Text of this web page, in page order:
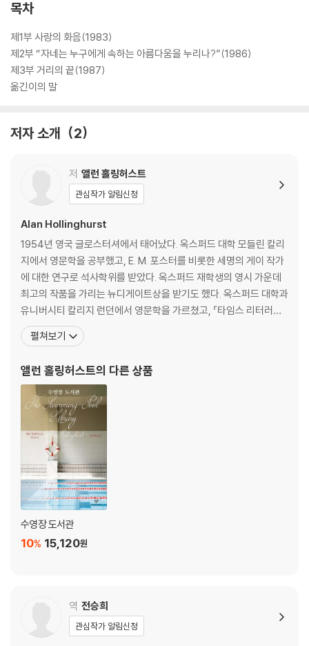
그만큼 긴 그늘을 드리우기 시작한다.
소설은 1983, 1986, 1987년의 총 세개 장에서 “흔해빠진 부모의 흔해빠
진 아들”인 게이 청년 닉과 대처 시대의 전형과도 같은 페든 가족 사이에서
유지되는 내밀한 긴장을 축으로 영국 상류층의 위선과 모순, 닉과 주변 동
성애자들의 현실적인 삶, 1980년대에 부상한 에이즈 위기 등을 세밀하게
목차
제1부 사랑의 화음(1983)
제2부 “자네는 누구에게 속하는 아름다움을 누리나?”(1986)
제3부 거리의 끝(1987)
옮긴이의 말
저자 소개 2
저 앨런 홀링허스트
관심작가 알림신청
Alan Hollinghurst
1954년 영국 글로스터셔에서 태어났다. 옥스퍼드 대학 모들린 칼리
지에서 영문학을 공부했고, E. M. 포스터를 비롯한 세명의 게이 작가
에 대한 연구로 석사학위를 받았다. 옥스퍼드 재학생의 영시 가운데
최고의 작품을 가리는 뉴디게이트상을 받기도 했다. 옥스퍼드 대학과
유니버시티 칼리지 런던에서 영문학을 가르쳤고, 『타임스 리터러리
써플리먼트』의 부편집장 등을 역임했다. 현재 런던에 거주 중이다.
『아름다움의 선』으로 2004년 맨부커상을 수상했으며, 『수영장 도서
로 제임스테이트블랙 기념상을 받았다. 그밖에도
펼쳐보기
앨런 홀링허스트의 다른 상품
수영장 도서관
15,120원
10%
역 전승희
관심작가 알림신청